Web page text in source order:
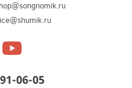
06-05